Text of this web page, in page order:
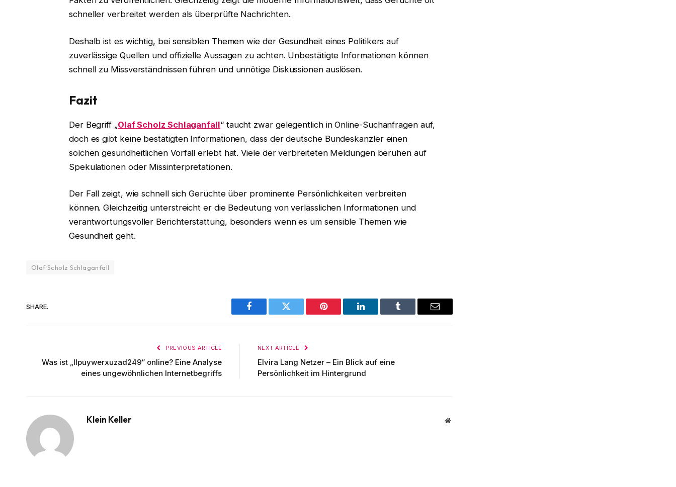
schneller verbreitet werden als überprüfte Nachrichten.
Deshalb ist es wichtig, bei sensiblen Themen wie der Gesundheit eines Politikers auf
zuverlässige Quellen und offizielle Aussagen zu achten. Unbestätigte Informationen können
schnell zu Missverständnissen führen und unnötige Diskussionen auslösen.
Fazit
Der Begriff „Olaf Scholz Schlaganfall“ taucht zwar gelegentlich in Online-Suchanfragen auf,
doch es gibt keine bestätigten Informationen, dass der deutsche Bundeskanzler einen
solchen gesundheitlichen Vorfall erlebt hat. Viele der verbreiteten Meldungen beruhen auf
Spekulationen oder Missinterpretationen.
Der Fall zeigt, wie schnell sich Gerüchte über prominente Persönlichkeiten verbreiten
können. Gleichzeitig unterstreicht er die Bedeutung von verlässlichen Informationen und
verantwortungsvoller Berichterstattung, besonders wenn es um sensible Themen wie
Gesundheit geht.
Olaf Scholz Schlaganfall
SHARE.
Facebook Twitter Pinterest LinkedIn Tumblr Email
PREVIOUS ARTICLE
Was ist „llpuywerxuzad249“ online? Eine Analyse
eines ungewöhnlichen Internetbegriffs
NEXT ARTICLE
Elvira Lang Netzer – Ein Blick auf eine
Persönlichkeit im Hintergrund
Klein Keller Website